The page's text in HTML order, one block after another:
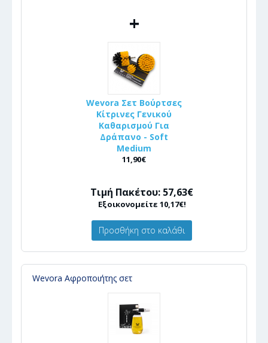
+
Wevora Σετ Βούρτσες
Κίτρινες Γενικού
Καθαρισμού Για
Δράπανο - Soft
Medium
11,90€
Τιμή Πακέτου: 57,63€
Εξοικονομείτε 10,17€!
Προσθήκη στο καλάθι
Wevora Αφροποιήτης σετ